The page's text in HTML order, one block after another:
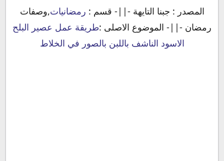
المصدر : جبنا التايهة -||- قسم : رمضانيات,وصفات
رمضان -||- الموضوع الاصلى :طريقة عمل عصير البلح
الاسود الناشف باللبن بالصور في الخلاط